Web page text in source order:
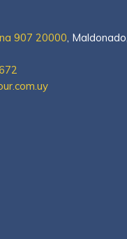
907 20000, Maldonado,